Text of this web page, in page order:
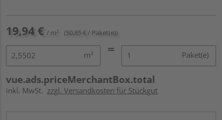
19,94 € / m² (50,85 € / Paket(e))
m² Paket(e)
vue.ads.priceMerchantBox.total
inkl. MwSt. zzgl. Versandkosten für Stückgut